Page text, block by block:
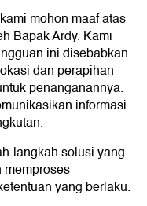
mohon maaf atas
Bapak Ardy. Kami
ini disebabkan
dan perapihan
penanganannya.
informasi
langkah solusi yang
yang berlaku.